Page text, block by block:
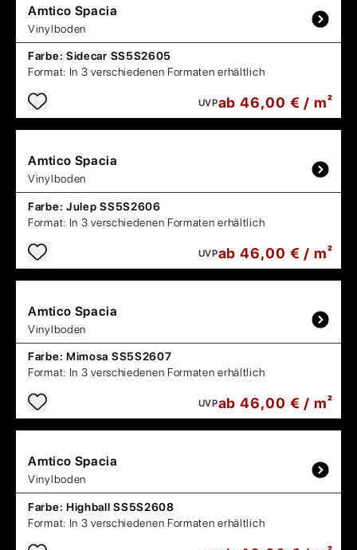
Amtico Spacia
Vinylboden
Farbe: Sidecar SS5S2605
Format: In 3 verschiedenen Formaten erhältlich
UVPab 46,00 € / m²
Amtico Spacia
Vinylboden
Farbe: Julep SS5S2606
Format: In 3 verschiedenen Formaten erhältlich
UVPab 46,00 € / m²
Amtico Spacia
Vinylboden
Farbe: Mimosa SS5S2607
Format: In 3 verschiedenen Formaten erhältlich
UVPab 46,00 € / m²
Amtico Spacia
Vinylboden
Farbe: Highball SS5S2608
Format: In 3 verschiedenen Formaten erhältlich